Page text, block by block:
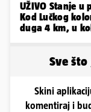
UŽIVO Stanje u
Kod Lučkog
duga 4 km, u
Sve
Skini
komentiraj i